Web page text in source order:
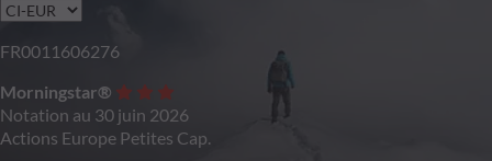
FR0011606276
Morningstar®
Notation au 30 juin 2026
Actions Europe Petites Cap.